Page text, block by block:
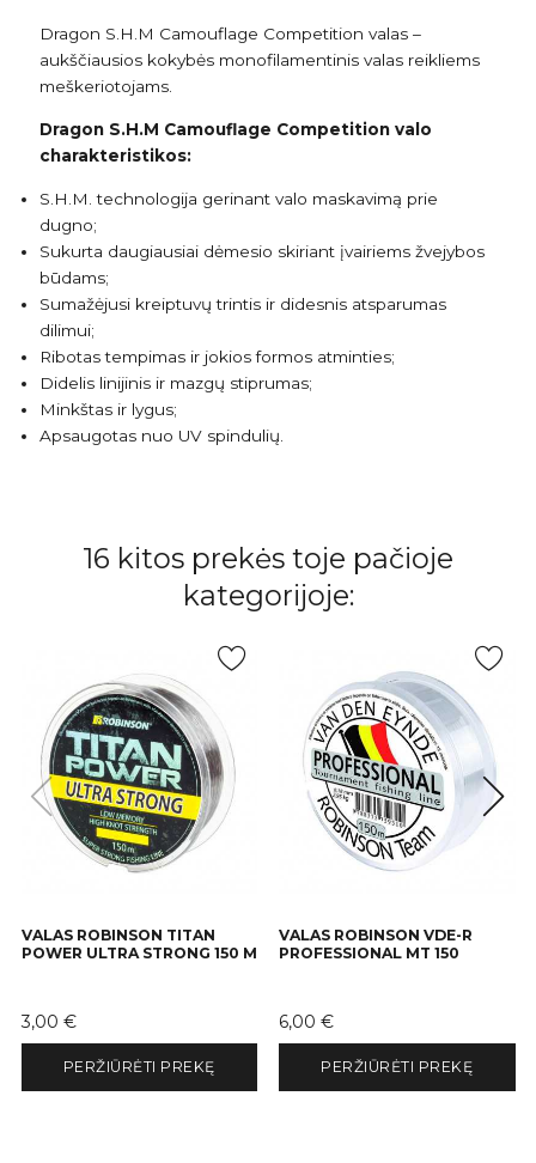
Dragon S.H.M Camouflage Competition valas –
aukščiausios kokybės monofilamentinis valas reikliems
meškeriotojams.
Dragon S.H.M Camouflage Competition valo
charakteristikos:
S.H.M. technologija gerinant valo maskavimą prie
dugno;
Sukurta daugiausiai dėmesio skiriant įvairiems žvejybos
būdams;
Sumažėjusi kreiptuvų trintis ir didesnis atsparumas
dilimui;
Ribotas tempimas ir jokios formos atminties;
Didelis linijinis ir mazgų stiprumas;
Minkštas ir lygus;
Apsaugotas nuo UV spindulių.
16 kitos prekės toje pačioje
kategorijoje:
VALAS ROBINSON TITAN
POWER ULTRA STRONG 150 M
Kaina
3,00 €
PERŽIŪRĖTI PREKĘ
VALAS ROBINSON VDE-R
PROFESSIONAL MT 150
Kaina
6,00 €
PERŽIŪRĖTI PREKĘ